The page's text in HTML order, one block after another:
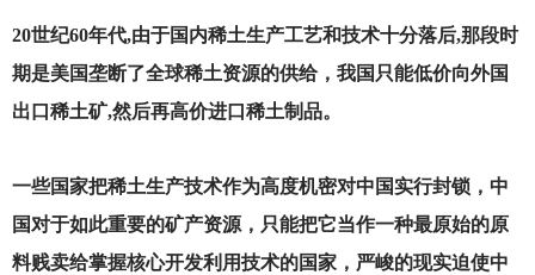
20世纪60年代,由于国内稀土生产工艺和技术十分落后,那段时
期是美国垄断了全球稀土资源的供给，我国只能低价向外国
出口稀土矿,然后再高价进口稀土制品。
一些国家把稀土生产技术作为高度机密对中国实行封锁，中
国对于如此重要的矿产资源，只能把它当作一种最原始的原
料贱卖给掌握核心开发利用技术的国家，严峻的现实迫使中